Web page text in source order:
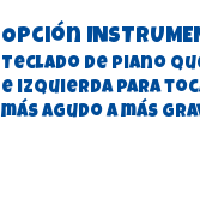
Opción
Teclado de piano
e izquierda para
más agudo a más